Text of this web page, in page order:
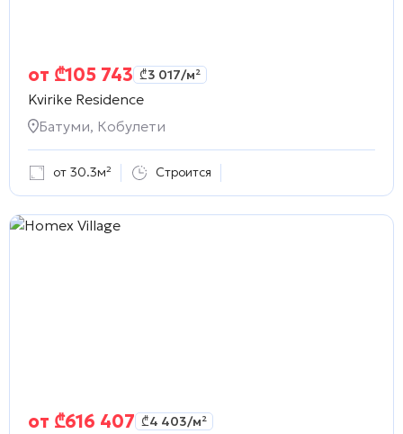
от ₾105 743 ₾3 017/м²
Kvirike Residence
Батуми, Кобулети
от 30.3м² Строится
от ₾616 407 ₾4 403/м²